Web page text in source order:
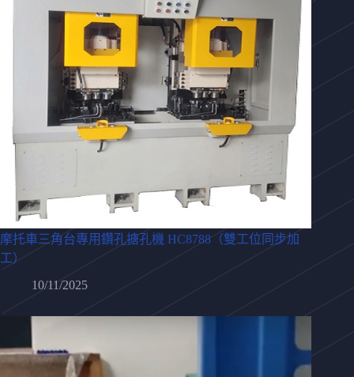
摩托車三角台專用鑽孔搪孔機 HC8788（雙工位同步加
工）
10/11/2025